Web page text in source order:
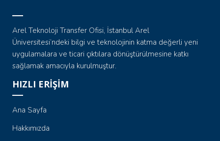
Arel Teknoloji Transfer Ofisi, İstanbul Arel
Üniversitesi’ndeki bilgi ve teknolojinin katma değerli yeni
uygulamalara ve ticari çıktılara dönüştürülmesine katkı
sağlamak amacıyla kurulmuştur.
HIZLI ERİŞİM
Ana Sayfa
Hakkımızda